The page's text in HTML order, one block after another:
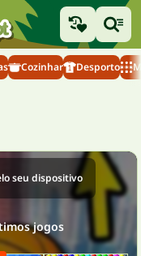
Cozinhar Desporto
seu dispositivo
jogos